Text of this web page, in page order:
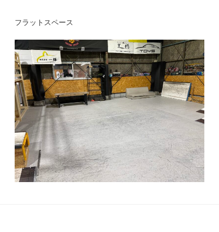
フラットスペース